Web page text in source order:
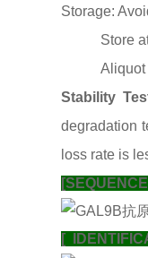
Storage:
Store at
Aliquot
Stability
degradation
loss rate is
[